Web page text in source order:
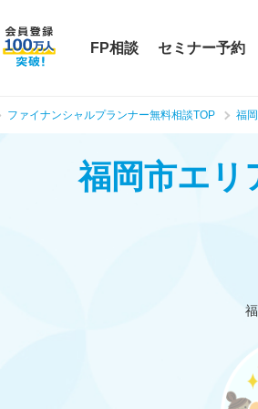
FP相談 セミナー予約
ファイナンシャルプランナー無料相談TOP 福
福岡市エリ